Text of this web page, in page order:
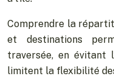
Comprendre la
et destinations
traversée, en évitant
limitent la flexibilité